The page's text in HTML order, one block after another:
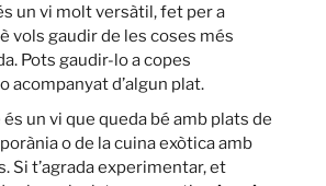
un vi molt versàtil, fet per a
vols gaudir de les coses més
Pots gaudir-lo a copes
acompanyat d’algun plat.
un vi que queda bé amb plats de
o de la cuina exòtica amb
Si t’agrada experimentar, et